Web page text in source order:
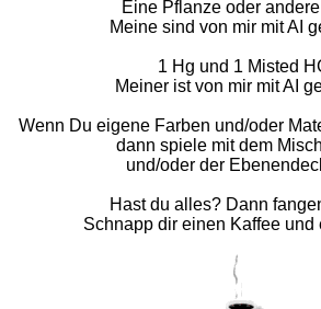
Eine Pflanze oder
Meine sind von mir mit AI
1 Hg und 1 Misted
Meiner ist von mir mit AI
Wenn Du eigene Farben und/oder
dann spiele mit dem
und/oder der
Hast du alles? Dann
Schnapp dir einen Kaffee und